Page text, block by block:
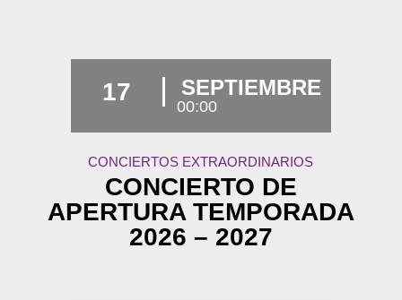
17 SEPTIEMBRE
00:00
CONCIERTOS EXTRAORDINARIOS
CONCIERTO DE
APERTURA TEMPORADA
2026 – 2027